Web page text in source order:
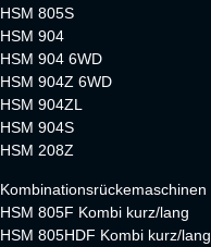
HSM 805S
HSM 904
HSM 904 6WD
HSM 904Z 6WD
HSM 904ZL
HSM 904S
HSM 208Z
Kombinationsrückemaschinen
HSM 805F Kombi kurz/lang
HSM 805HDF Kombi kurz/lang